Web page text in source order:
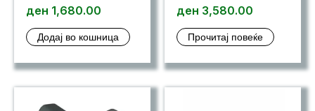
ден 1,680.00
Додај во кошница
ден 3,580.00
Прочитај повеќе